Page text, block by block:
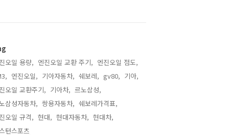
오일 용량, 엔진오일 교환 주기, 엔진오일 점도,
엔진오일, 기아자동차, 쉐보레, gv80, 기아,
오일 교환주기, 기아차, 르노삼성,
삼성자동차, 쌍용자동차, 쉐보레가격표,
오일 규격, 현대, 현대자동차, 현대차,
턴스포츠,